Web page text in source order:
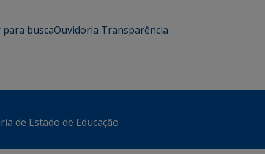
para buscaOuvidoria Transparência
de Estado de Educação